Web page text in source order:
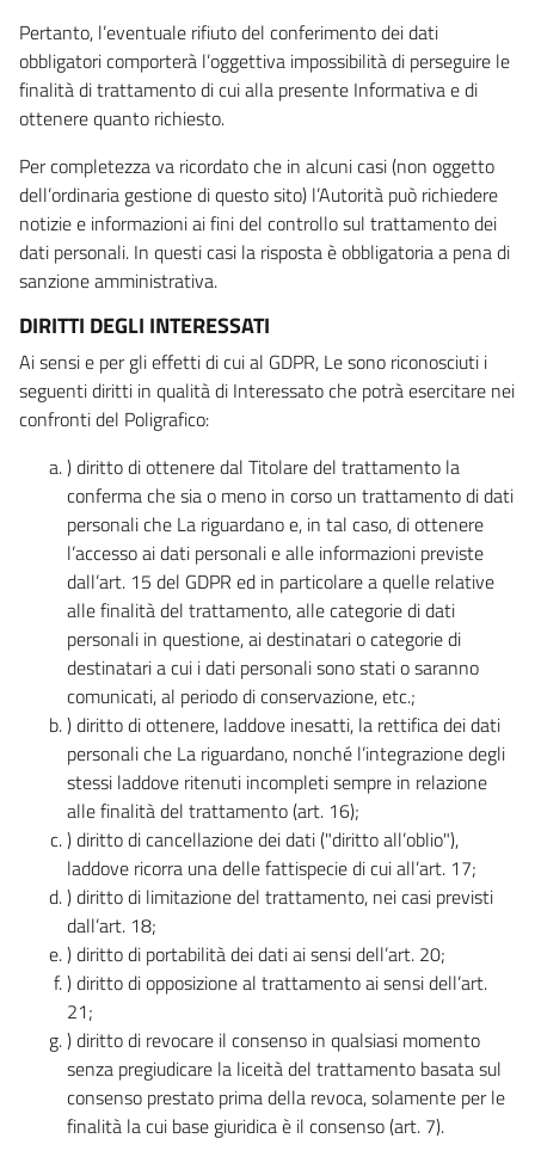
Pertanto, l’eventuale rifiuto del conferimento dei dati
obbligatori comporterà l’oggettiva impossibilità di perseguire le
finalità di trattamento di cui alla presente Informativa e di
ottenere quanto richiesto.
Per completezza va ricordato che in alcuni casi (non oggetto
dell’ordinaria gestione di questo sito) l’Autorità può richiedere
notizie e informazioni ai fini del controllo sul trattamento dei
dati personali. In questi casi la risposta è obbligatoria a pena di
sanzione amministrativa.
DIRITTI DEGLI INTERESSATI
Ai sensi e per gli effetti di cui al GDPR, Le sono riconosciuti i
seguenti diritti in qualità di Interessato che potrà esercitare nei
confronti del Poligrafico:
) diritto di ottenere dal Titolare del trattamento la
conferma che sia o meno in corso un trattamento di dati
personali che La riguardano e, in tal caso, di ottenere
l’accesso ai dati personali e alle informazioni previste
dall’art. 15 del GDPR ed in particolare a quelle relative
alle finalità del trattamento, alle categorie di dati
personali in questione, ai destinatari o categorie di
destinatari a cui i dati personali sono stati o saranno
comunicati, al periodo di conservazione, etc.;
) diritto di ottenere, laddove inesatti, la rettifica dei dati
personali che La riguardano, nonché l’integrazione degli
stessi laddove ritenuti incompleti sempre in relazione
alle finalità del trattamento (art. 16);
) diritto di cancellazione dei dati ("diritto all’oblio"),
laddove ricorra una delle fattispecie di cui all’art. 17;
) diritto di limitazione del trattamento, nei casi previsti
dall’art. 18;
) diritto di portabilità dei dati ai sensi dell’art. 20;
) diritto di opposizione al trattamento ai sensi dell’art.
21;
) diritto di revocare il consenso in qualsiasi momento
senza pregiudicare la liceità del trattamento basata sul
consenso prestato prima della revoca, solamente per le
finalità la cui base giuridica è il consenso (art. 7).